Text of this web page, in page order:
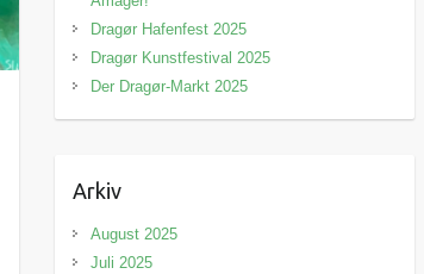
Dragør Hafenfest 2025
Dragør Kunstfestival 2025
Der Dragør-Markt 2025
Arkiv
August 2025
Juli 2025